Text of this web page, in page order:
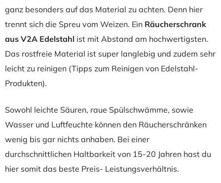
ganz besonders auf das Material zu achten. Denn hier
trennt sich die Spreu vom Weizen. Ein Räucherschrank
aus V2A Edelstahl ist mit Abstand am hochwertigsten.
Das rostfreie Material ist super langlebig und zudem sehr
leicht zu reinigen (Tipps zum Reinigen von Edelstahl-
Produkten).
Sowohl leichte Säuren, raue Spülschwämme, sowie
Wasser und Luftfeuchte können den Räucherschränken
wenig bis gar nichts anhaben. Bei einer
durchschnittlichen Haltbarkeit von 15-20 Jahren hast du
hier somit das beste Preis- Leistungsverhältnis.